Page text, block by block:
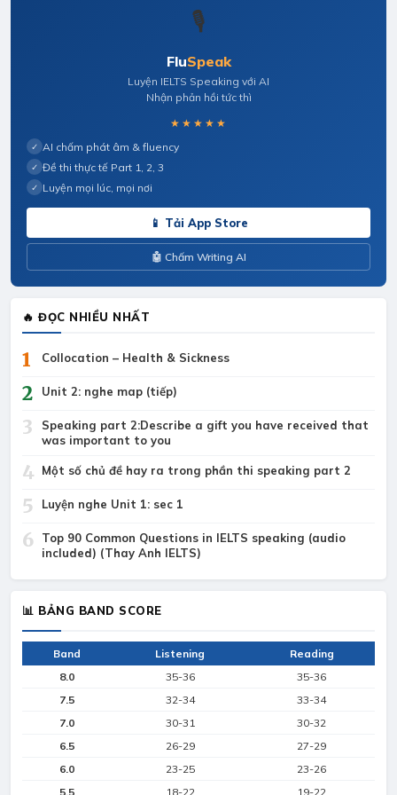
🎙️
FluSpeak
Luyện IELTS Speaking với AI
Nhận phản hồi tức thì
★★★★★
✓ AI chấm phát âm & fluency
✓ Đề thi thực tế Part 1, 2, 3
✓ Luyện mọi lúc, mọi nơi
📱 Tải App Store
🤖 Chấm Writing AI
🔥 ĐỌC NHIỀU NHẤT
1 Collocation – Health & Sickness
2 Unit 2: nghe map (tiếp)
3
Speaking part 2:Describe a gift you have received that
was important to you
4 Một số chủ đề hay ra trong phần thi speaking part 2
5 Luyện nghe Unit 1: sec 1
6
Top 90 Common Questions in IELTS speaking (audio
included) (Thay Anh IELTS)
📊 BẢNG BAND SCORE
Band Listening
Reading
8.0
35-36
35-36
7.5
32-34
33-34
7.0
30-31
30-32
6.5
26-29
27-29
6.0
23-25
23-26
5.5
18-22 19-22